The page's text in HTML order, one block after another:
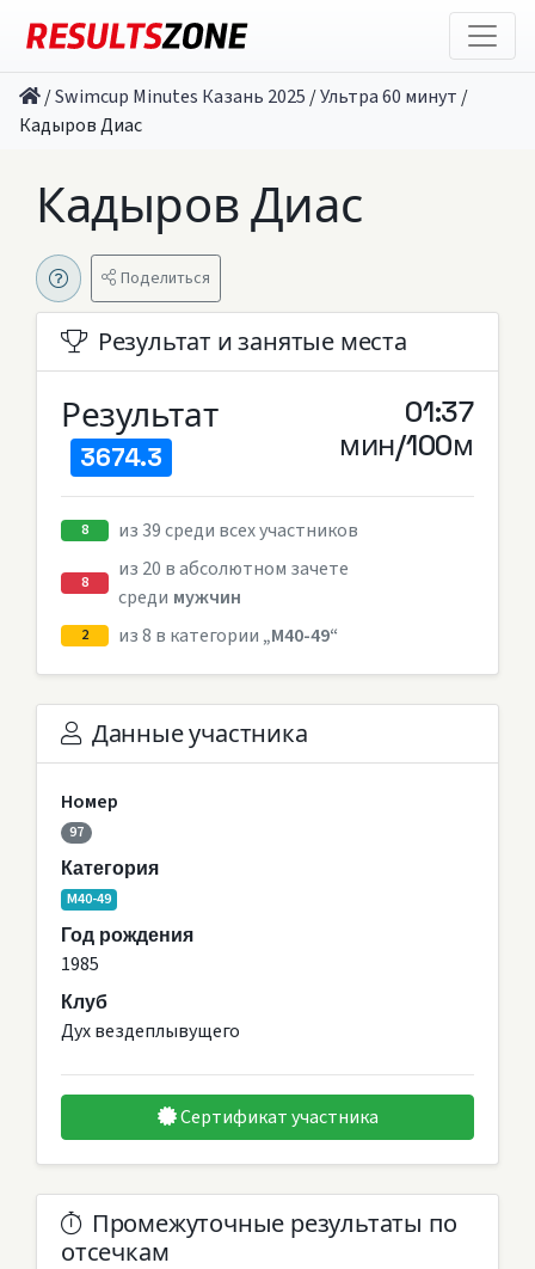
/Swimcup Minutes Казань 2025 /Ультра 60 минут /
Кадыров Диас
Кадыров Диас
Поделиться
Результат и занятые места
Результат
3674.3
01:37
мин/100м
8 из 39 среди всех участников
8
из 20 в абсолютном зачете
среди мужчин
2 из 8 в категории „M40-49“
Данные участника
Номер
97
Категория
M40-49
Год рождения
1985
Клуб
Дух вездеплывущего
Сертификат участника
Промежуточные результаты по
отсечкам